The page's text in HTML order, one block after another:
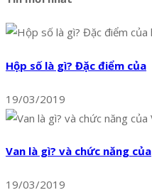
Hộp số là gì? Đặc điểm của
19/03/2019
Van là gì? và chức năng của
19/03/2019